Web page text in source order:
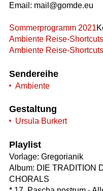
Email: mail@gomde.eu
Sommerprogramm 2021
Ambiente Reise-Shortcuts
Ambiente Reise-Shortcuts
Sendereihe
Ambiente
Gestaltung
Ursula Burkert
Playlist
Vorlage: Gregorianik
Album: DIE TRADITION
CHORALS